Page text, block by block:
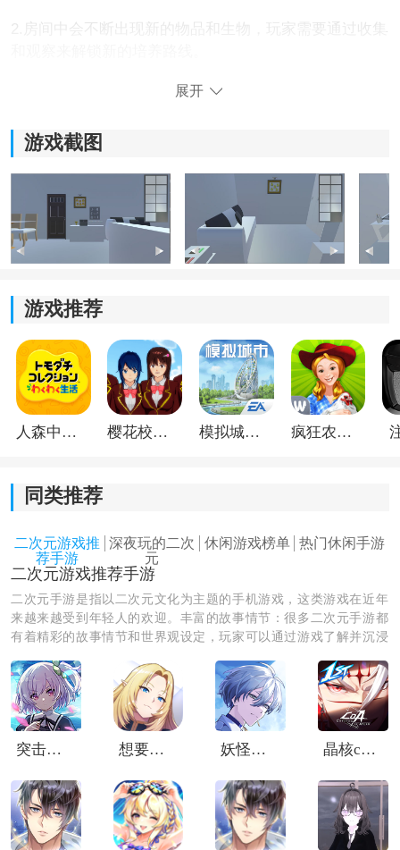
2.房间中会不断出现新的物品和生物，玩家需要通过收集
手绘风格设计，虽然主题比较奇怪，
污部屋女子游戏亮点：
1.玩法非常新奇，很多玩家第一次接触这种“细菌养成”的
设定都会觉得很有创意。
变化也会越来越明显。
3.游戏节奏比较休闲，不需要复杂操作，更适合慢慢体
验。
污部屋女子游戏玩法：
1.进入游戏后玩家需要在房间中寻找各种物品和生物。
2.通过培养细菌或真菌来解锁新的成长阶段。
3.收集不同资源可以帮助生物成长并触发新的变化。
4.完成任务后会解锁新的区域或互动内容。
5.随着进度推进，房间环境也会逐渐发生变化。
展开
游戏截图
游戏推荐
人森中文版 樱花校园模拟器1.048.00中文版 模拟城市我是巿长联机版 疯狂农场3美国派19
同类推荐
二次元游戏推
荐手游
深夜玩的二次
元
休闲游戏榜单 热门休闲手游
二次元游戏推荐手游
二次元手游是指以二次元文化为主题的手机游戏，这类游戏在近年
来越来越受到年轻人的欢迎。丰富的故事情节：很多二次元手游都
有着精彩的故事情节和世界观设定，玩家可以通过游戏了解并沉浸
之一。今天小编为大家带来了绅士必玩的二次元手游合集，快去看
看哪些是你的最爱吧，赶紧下载体验一下吧。
突击莉莉Last Bullet W手游 想要成为影之实力者日服 妖怪代理人日服 晶核coa国际服